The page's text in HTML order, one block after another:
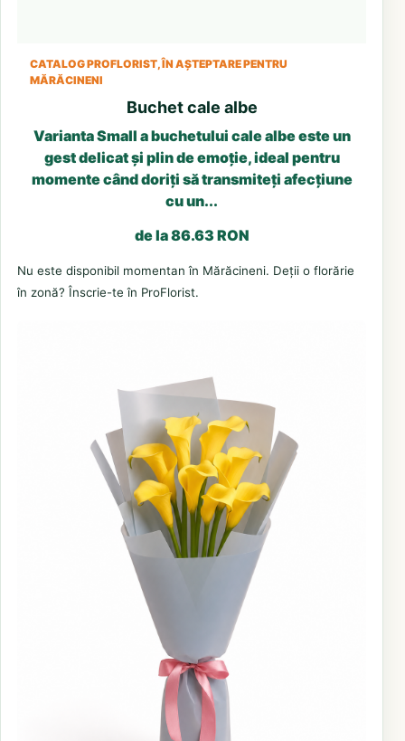
CATALOG PROFLORIST, ÎN AȘTEPTARE PENTRU
MĂRĂCINENI
Buchet cale albe
Varianta Small a buchetului cale albe este un
gest delicat și plin de emoție, ideal pentru
momente când doriți să transmiteți afecțiune
cu un...
de la 86.63 RON
Nu este disponibil momentan în Mărăcineni. Deții o florărie
în zonă? Înscrie-te în ProFlorist.